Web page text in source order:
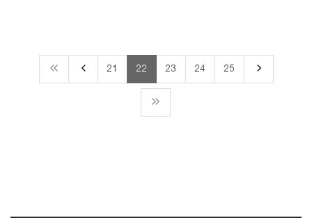
keyboard_arrow_left 21 22 23 24 25 keyboard_arrow_right